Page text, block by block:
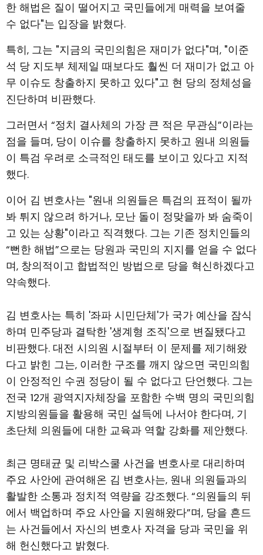
한 해법은 질이 떨어지고 국민들에게 매력을 보여줄
수 없다"는 입장을 밝혔다.
특히, 그는 "지금의 국민의힘은 재미가 없다"며, "이준
석 당 지도부 체제일 때보다도 훨씬 더 재미가 없고 아
무 이슈도 창출하지 못하고 있다"고 현 당의 정체성을
진단하며 비판했다.
그러면서 “정치 결사체의 가장 큰 적은 무관심”이라는
점을 들며, 당이 이슈를 창출하지 못하고 원내 의원들
이 특검 우려로 소극적인 태도를 보이고 있다고 지적
했다.
이어 김 변호사는 "원내 의원들은 특검의 표적이 될까
봐 튀지 않으려 하거나, 모난 돌이 정맞을까 봐 숨죽이
고 있는 상황"이라고 직격했다. 그는 기존 정치인들의
“뻔한 해법”으로는 당원과 국민의 지지를 얻을 수 없다
며, 창의적이고 합법적인 방법으로 당을 혁신하겠다고
약속했다.
김 변호사는 특히 '좌파 시민단체'가 국가 예산을 잠식
하며 민주당과 결탁한 '생계형 조직'으로 변질됐다고
비판했다. 대전 시의원 시절부터 이 문제를 제기해왔
다고 밝힌 그는, 이러한 구조를 깨지 않으면 국민의힘
이 안정적인 수권 정당이 될 수 없다고 단언했다. 그는
전국 12개 광역지자체장을 포함한 수백 명의 국민의힘
지방의원들을 활용해 국민 설득에 나서야 한다며, 기
초단체 의원들에 대한 교육과 역할 강화를 제안했다.
최근 명태균 및 리박스쿨 사건을 변호사로 대리하며
주요 사안에 관여해온 김 변호사는, 원내 의원들과의
활발한 소통과 정치적 역량을 강조했다. “의원들의 뒤
에서 백업하며 주요 사안을 지원해왔다”며, 당을 흔드
는 사건들에서 자신의 변호사 자격을 당과 국민을 위
해 헌신했다고 밝혔다.